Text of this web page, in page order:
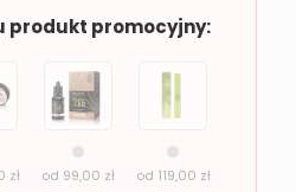
produkt promocyjny:
zł od 99,00 zł od 119,00 zł